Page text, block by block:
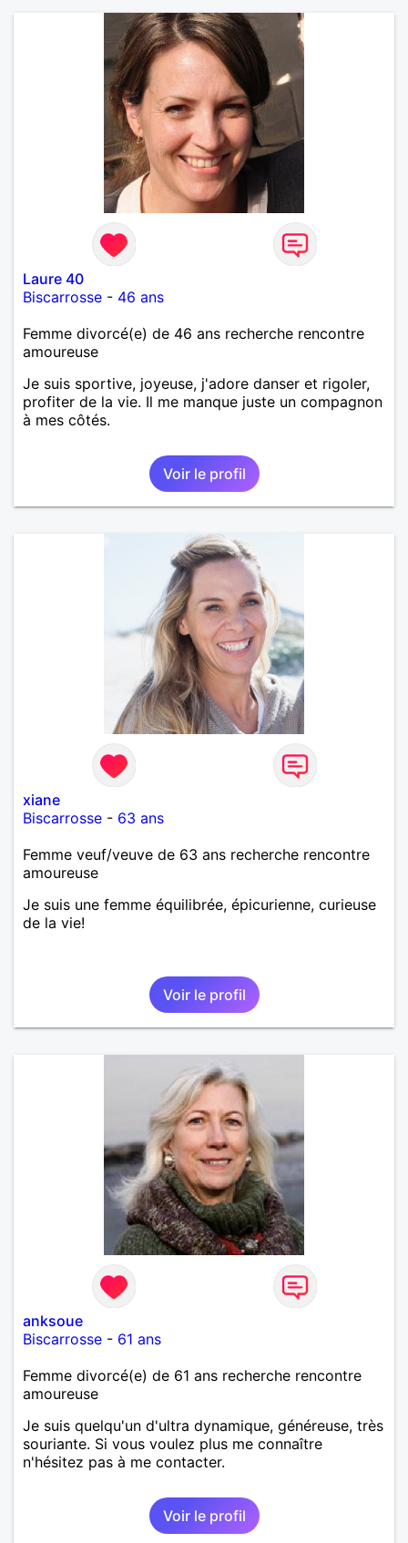
Laure 40
Biscarrosse - 46 ans
Femme divorcé(e) de 46 ans recherche rencontre
amoureuse
Je suis sportive, joyeuse, j'adore danser et rigoler,
profiter de la vie. Il me manque juste un compagnon
à mes côtés.
Voir le profil
xiane
Biscarrosse - 63 ans
Femme veuf/veuve de 63 ans recherche rencontre
amoureuse
Je suis une femme équilibrée, épicurienne, curieuse
de la vie!
Voir le profil
anksoue
Biscarrosse - 61 ans
Femme divorcé(e) de 61 ans recherche rencontre
amoureuse
Je suis quelqu'un d'ultra dynamique, généreuse, très
souriante. Si vous voulez plus me connaître
n'hésitez pas à me contacter.
Voir le profil